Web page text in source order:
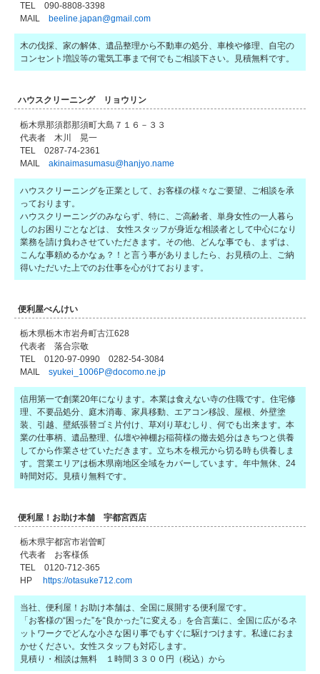
TEL 090-8808-3398
MAIL beeline.japan@gmail.com
木の伐採、家の解体、遺品整理から不動車の処分、車検や修理、自宅の
コンセント増設等の電気工事まで何でもご相談下さい。見積無料です。
ハウスクリーニング リョウリン
栃木県那須郡那須町大島７１６－３３
代表者 木川 晃一
TEL 0287-74-2361
MAILakinaimasumasu@hanjyo.name
ハウスクリーニングを正業として、お客様の様々なご要望、ご相談を承
っております。
ハウスクリーニングのみならず、特に、ご高齢者、単身女性の一人暮ら
しのお困りごとなどは、 女性スタッフが身近な相談者として中心になり
業務を請け負わさせていただきます。その他、どんな事でも、まずは、
こんな事頼めるかなぁ？！と言う事がありましたら、お見積の上、ご納
得いただいた上でのお仕事を心がけております。
便利屋べんけい
栃木県栃木市岩舟町古江628
代表者 落合宗敬
TEL 0120-97-0990 0282-54-3084
MAILsyukei_1006P@docomo.ne.jp
信用第一で創業20年になります。本業は食えない寺の住職です。住宅修
理、不要品処分、庭木消毒、家具移動、エアコン移設、屋根、外壁塗
装、引越、壁紙張替ゴミ片付け、草刈り草むしり、何でも出来ます。本
業の仕事柄、遺品整理、仏壇や神棚お稲荷様の撤去処分はきちつと供養
してから作業させていただきます。立ち木を根元から切る時も供養しま
す。営業エリアは栃木県南地区全域をカバーしています。年中無休、24
時間対応。見積り無料です。
便利屋！お助け本舗 宇都宮西店
栃木県宇都宮市岩曽町
代表者 お客様係
TEL 0120-712-365
HPhttps://otasuke712.com
当社、便利屋！お助け本舗は、全国に展開する便利屋です。
「お客様の“困った”を“良かった”に変える」を合言葉に、全国に広がるネ
ットワークでどんな小さな困り事でもすぐに駆けつけます。私達におま
かせください。女性スタッフも対応します。
見積り・相談は無料 １時間３３００円（税込）から